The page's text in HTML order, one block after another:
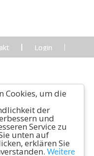
Cookies, um die
der
und
Service zu
unten auf
erklären Sie
Weitere
Login